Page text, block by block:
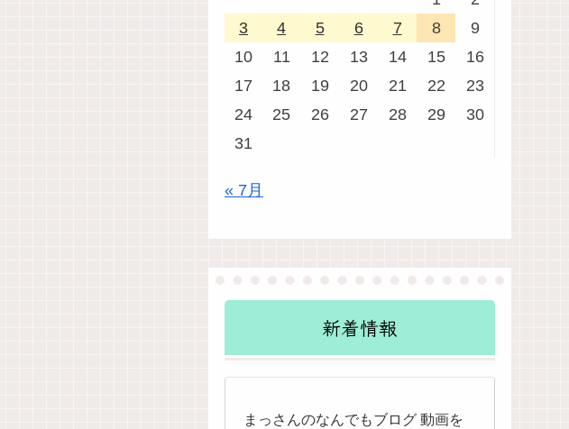
3
4 5 6 7 8
9
10
11 12 13 14 15
16
17
18 19 20 21 22
23
24
25 26 27 28 29
30
31
« 7月
新着情報
まっさんのなんでもブログ 動画を